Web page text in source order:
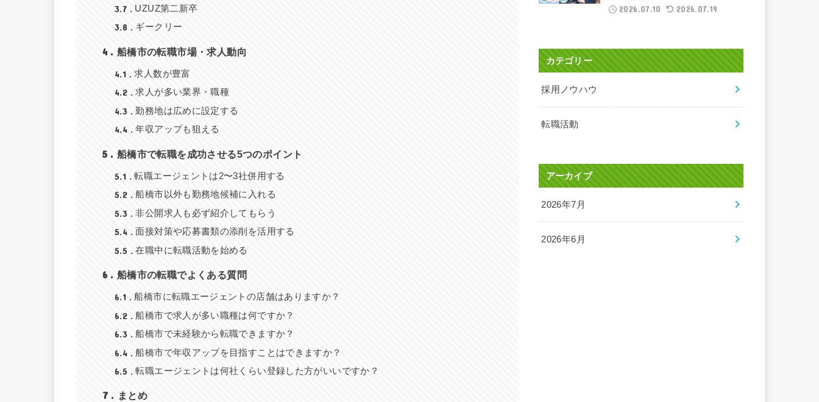
3.7 UZUZ第二新卒
3.8 ギークリー
4 船橋市の転職市場・求人動向
4.1 求人数が豊富
4.2 求人が多い業界・職種
4.3 勤務地は広めに設定する
4.4 年収アップも狙える
5 船橋市で転職を成功させる5つのポイント
5.1 転職エージェントは2〜3社併用する
5.2 船橋市以外も勤務地候補に入れる
5.3 非公開求人も必ず紹介してもらう
5.4 面接対策や応募書類の添削を活用する
5.5 在職中に転職活動を始める
6 船橋市の転職でよくある質問
6.1 船橋市に転職エージェントの店舗はありますか？
6.2 船橋市で求人が多い職種は何ですか？
6.3 船橋市で未経験から転職できますか？
6.4 船橋市で年収アップを目指すことはできますか？
6.5 転職エージェントは何社くらい登録した方がいいですか？
7 まとめ
2026.07.10
2026.07.19
カテゴリー
採用ノウハウ
転職活動
アーカイブ
2026年7月
2026年6月